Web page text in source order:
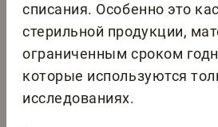
списания. Особенно это
стерильной продукции,
ограниченным сроком
которые используются
исследованиях.